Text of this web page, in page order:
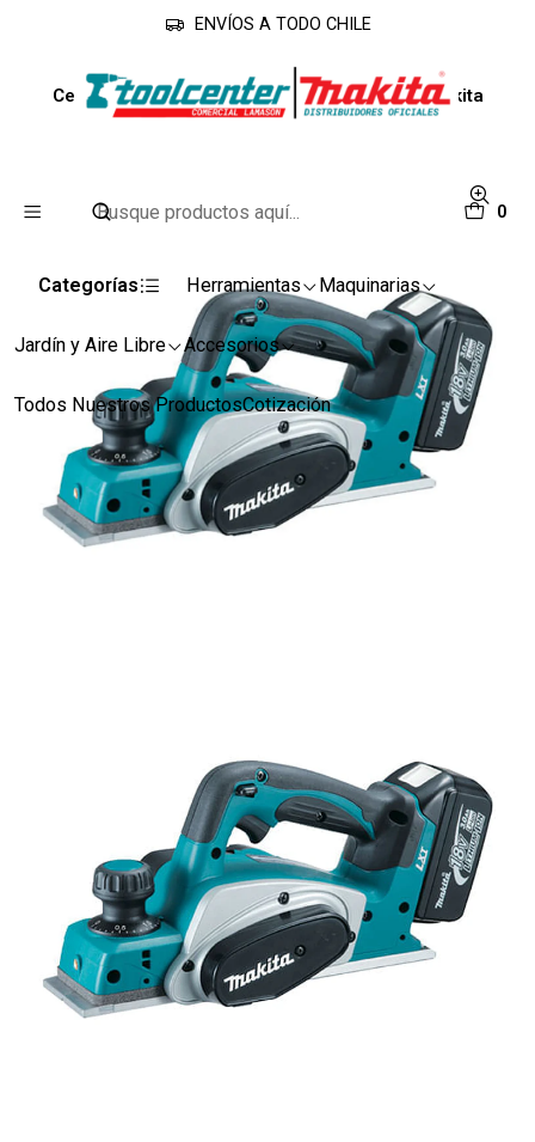
0
Categorías Herramientas Maquinarias
Jardín y Aire Libre Accesorios
Todos Nuestros ProductosCotización
ENVÍOS A TODO CHILE
Inicio Línea Industrial
Cepillos
Cepillo Inalámbrico 82mm 18v DKP180RFE Makita